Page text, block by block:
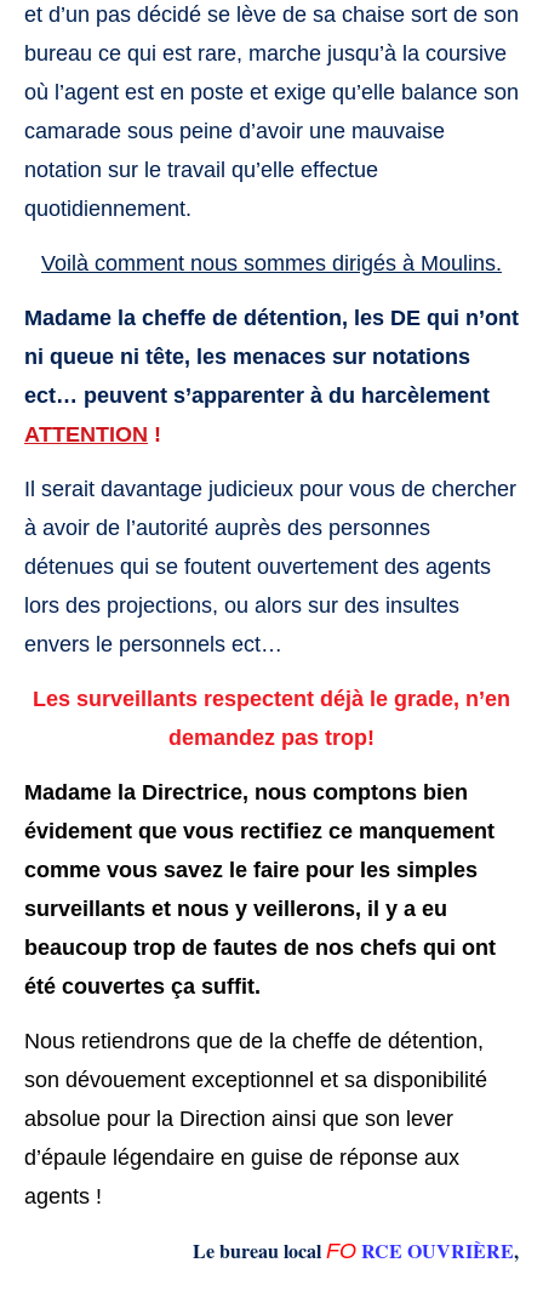
et d’un pas décidé se lève de sa chaise sort de son
bureau ce qui est rare, marche jusqu’à la coursive
où l’agent est en poste et exige qu’elle balance son
camarade sous peine d’avoir une mauvaise
notation sur le travail qu’elle effectue
quotidiennement.
Voilà comment nous sommes dirigés à Moulins.
Madame la cheffe de détention, les DE qui n’ont
ni queue ni tête, les menaces sur notations
ect… peuvent s’apparenter à du harcèlement
ATTENTION !
Il serait davantage judicieux pour vous de chercher
à avoir de l’autorité auprès des personnes
détenues qui se foutent ouvertement des agents
lors des projections, ou alors sur des insultes
envers le personnels ect…
Les surveillants respectent déjà le grade, n’en
demandez pas trop!
Madame la Directrice, nous comptons bien
évidement que vous rectifiez ce manquement
comme vous savez le faire pour les simples
surveillants et nous y veillerons, il y a eu
beaucoup trop de fautes de nos chefs qui ont
été couvertes ça suffit.
Nous retiendrons que de la cheffe de détention,
son dévouement exceptionnel et sa disponibilité
absolue pour la Direction ainsi que son lever
d’épaule légendaire en guise de réponse aux
agents !
Le bureau local FO RCE OUVRIÈRE,